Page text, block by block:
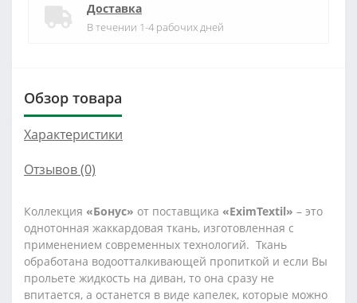
Доставка
В течении 1-4 рабочих дней
Обзор товара
Характеристики
Отзывов (0)
Коллекция «Бонус» от поставщика «EximTextil» – это
однотонная жаккардовая ткань, изготовленная с
применением современных технологий. Ткань
обработана водоотталкивающей пропиткой и если Вы
прольете жидкость на диван, то она сразу не
впитается, а останется в виде капелек, которые можно